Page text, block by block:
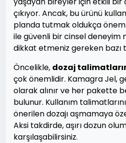
çıkıyor. Ancak, bu ürünü
planda tutmak oldukça
ile güvenli bir cinsel deneyim
dikkat etmeniz gereken bazı
Öncelikle, dozaj
çok önemlidir. Kamagra Jel,
olarak alınır ve her pakette
bulunur. Kullanım
önerilen dozajı aşmamaya
Aksi takdirde, aşırı dozun
karşılaşabilirsiniz.